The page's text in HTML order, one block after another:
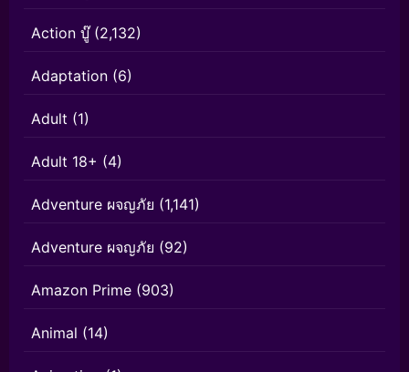
Action บู๊(2,132)
Adaptation (6)
Adult (1)
Adult 18+ (4)
Adventure ผจญภัย (1,141)
Adventure ผจญภัย (92)
Amazon Prime (903)
Animal (14)